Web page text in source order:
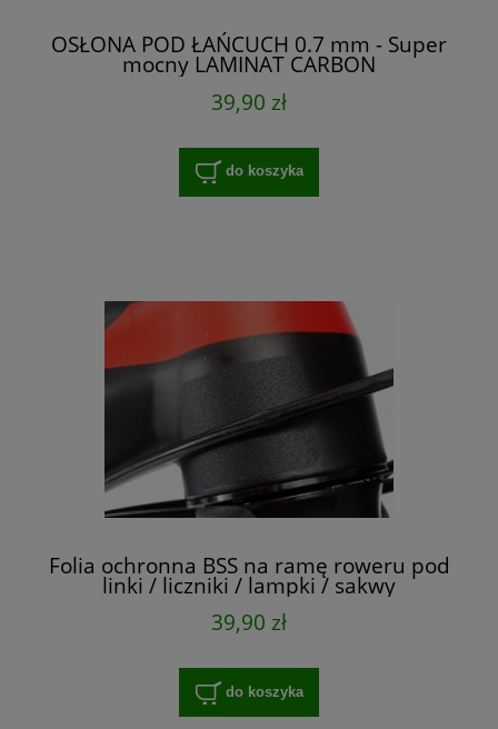
OSŁONA POD ŁAŃCUCH 0.7 mm - Super
mocny LAMINAT CARBON
39,90 zł
do koszyka
Folia ochronna BSS na ramę roweru pod
linki / liczniki / lampki / sakwy
39,90 zł
do koszyka